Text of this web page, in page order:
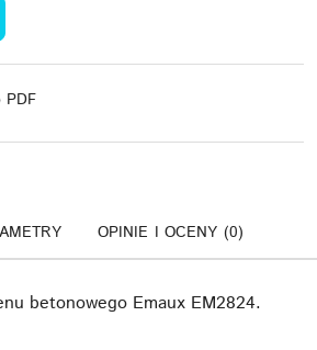
PDF
OPINIE I OCENY (0)
betonowego Emaux EM2824.